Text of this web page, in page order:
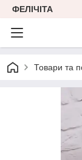
ФЕЛІЧІТА
Товари та